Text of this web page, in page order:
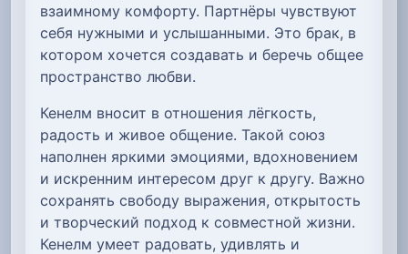
взаимному комфорту. Партнёры чувствуют
себя нужными и услышанными. Это брак, в
котором хочется создавать и беречь общее
пространство любви.
Кенелм вносит в отношения лёгкость,
радость и живое общение. Такой союз
наполнен яркими эмоциями, вдохновением
и искренним интересом друг к другу. Важно
сохранять свободу выражения, открытость
и творческий подход к совместной жизни.
Кенелм умеет радовать, удивлять и